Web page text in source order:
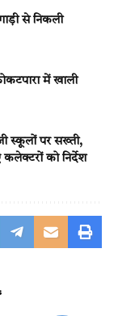
से निकली
में खाली
स्कूलों पर सख्ती,
को निर्देश